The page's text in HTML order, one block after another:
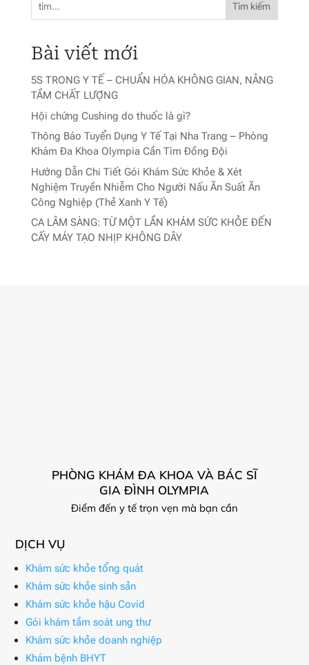
Tìm kiếm
Bài viết mới
5S TRONG Y TẾ – CHUẨN HÓA KHÔNG GIAN, NÂNG
TẦM CHẤT LƯỢNG
Hội chứng Cushing do thuốc là gì?
Thông Báo Tuyển Dụng Y Tế Tại Nha Trang – Phòng
Khám Đa Khoa Olympia Cần Tìm Đồng Đội
Hướng Dẫn Chi Tiết Gói Khám Sức Khỏe & Xét
Nghiệm Truyền Nhiễm Cho Người Nấu Ăn Suất Ăn
Công Nghiệp (Thẻ Xanh Y Tế)
CA LÂM SÀNG: TỪ MỘT LẦN KHÁM SỨC KHỎE ĐẾN
CẤY MÁY TẠO NHỊP KHÔNG DÂY
PHÒNG KHÁM ĐA KHOA VÀ BÁC SĨ
GIA ĐÌNH OLYMPIA
Điểm đến y tế trọn vẹn mà bạn cần
DỊCH VỤ
Khám sức khỏe tổng quát
Khám sức khỏe sinh sản
Khám sức khỏe hậu Covid
Gói khám tầm soát ung thư
Khám sức khỏe doanh nghiệp
Khám bệnh BHYT